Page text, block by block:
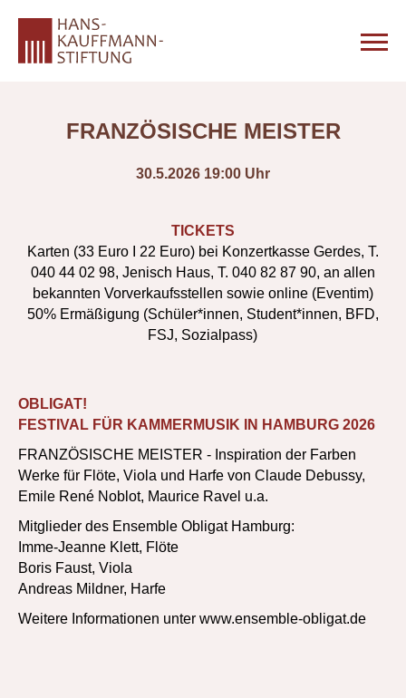
FRANZÖSISCHE MEISTER
30.5.2026 19:00 Uhr
TICKETS
Karten (33 Euro I 22 Euro) bei Konzertkasse Gerdes, T.
040 44 02 98, Jenisch Haus, T. 040 82 87 90, an allen
bekannten Vorverkaufsstellen sowie online (Eventim)
50% Ermäßigung (Schüler*innen, Student*innen, BFD,
FSJ, Sozialpass)
OBLIGAT!
FESTIVAL FÜR KAMMERMUSIK IN HAMBURG 2026
FRANZÖSISCHE MEISTER - Inspiration der Farben
Werke für Flöte, Viola und Harfe von Claude Debussy,
Emile René Noblot, Maurice Ravel u.a.
Mitglieder des Ensemble Obligat Hamburg:
Imme-Jeanne Klett, Flöte
Boris Faust, Viola
Andreas Mildner, Harfe
Weitere Informationen unter www.ensemble-obligat.de